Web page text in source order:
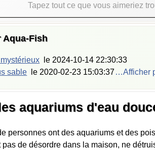
Aqua-Fish
le 2024-10-14 22:30:33
sable le 2020-02-23 15:03:37…Afficher
aquariums d'eau
personnes ont des aquariums et des
de désordre dans la maison, ne